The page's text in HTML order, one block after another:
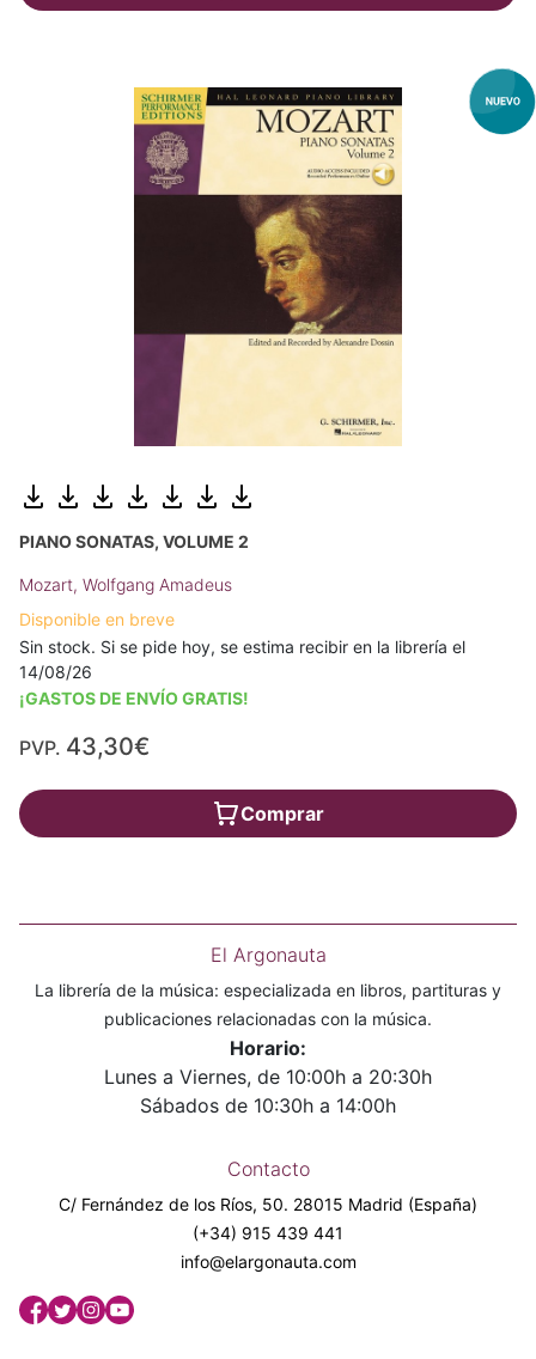
PIANO SONATAS, VOLUME 2
Mozart, Wolfgang Amadeus
Disponible en breve
Sin stock. Si se pide hoy, se estima recibir en la librería el
14/08/26
¡GASTOS DE ENVÍO GRATIS!
PVP. 43,30€
Comprar
El Argonauta
La librería de la música: especializada en libros, partituras y
publicaciones relacionadas con la música.
Horario:
Lunes a Viernes, de 10:00h a 20:30h
Sábados de 10:30h a 14:00h
Contacto
C/ Fernández de los Ríos, 50. 28015 Madrid (España)
(+34) 915 439 441
info@elargonauta.com